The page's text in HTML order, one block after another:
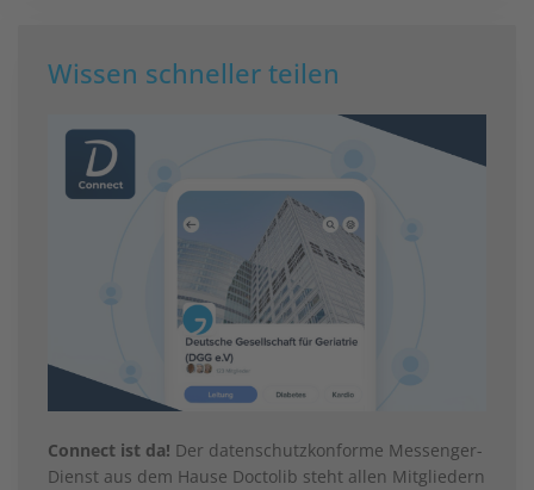
Wissen schneller teilen
Connect ist da! Der datenschutzkonforme Messenger-
Dienst aus dem Hause Doctolib steht allen Mitgliedern